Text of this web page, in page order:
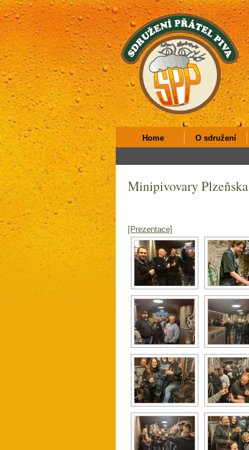
Home O sdružení
Minipivovary Plzeňska
[Prezentace]